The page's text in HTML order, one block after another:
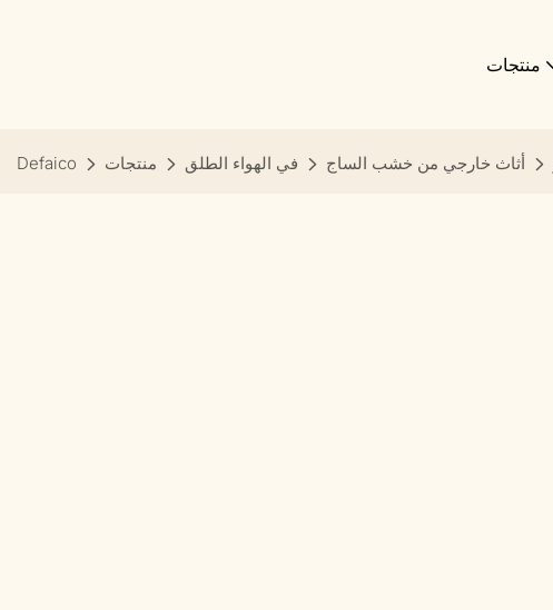
منتجات
Defaico منتجات في الهواء الطلق أثاث خارجي من خشب الساج